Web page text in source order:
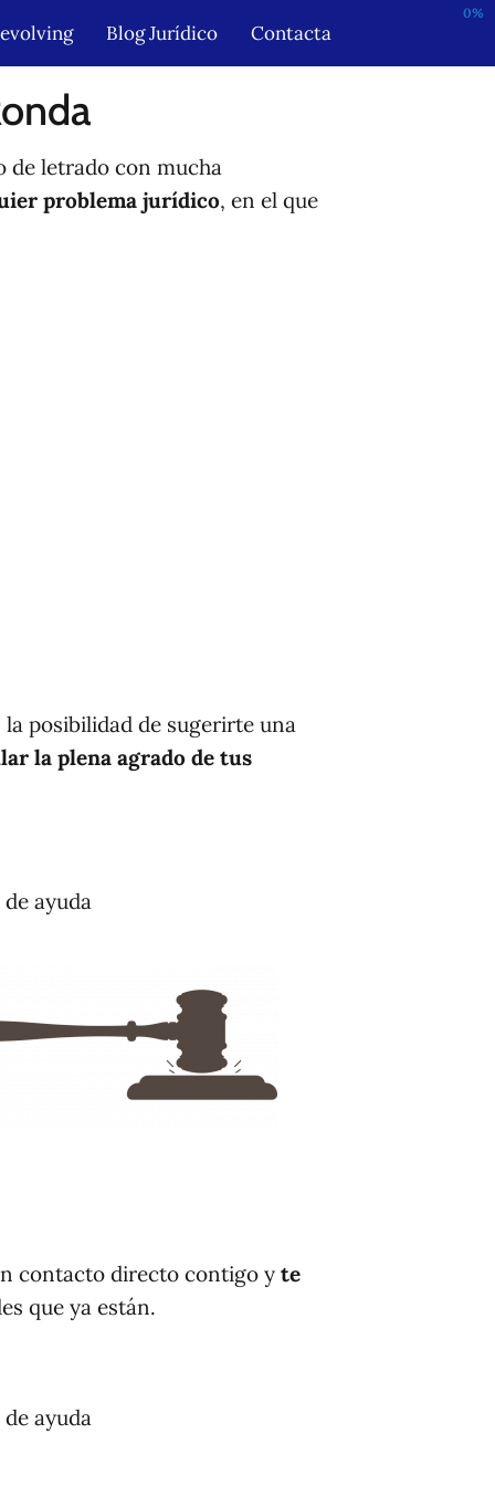
0%
Blog Jurídico Contacta
de letrado con mucha
problema jurídico, en el que
posibilidad de sugerirte una
la plena agrado de tus
ayuda
contacto directo contigo y te
que ya están.
ayuda